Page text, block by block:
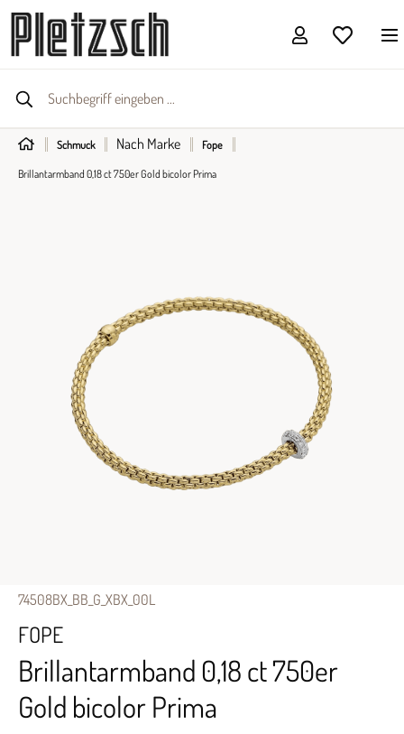
Schmuck Nach Marke Fope
Brillantarmband 0,18 ct 750er Gold bicolor Prima
74508BX_BB_G_XBX_00L
FOPE
Brillantarmband 0,18 ct 750er
Gold bicolor Prima